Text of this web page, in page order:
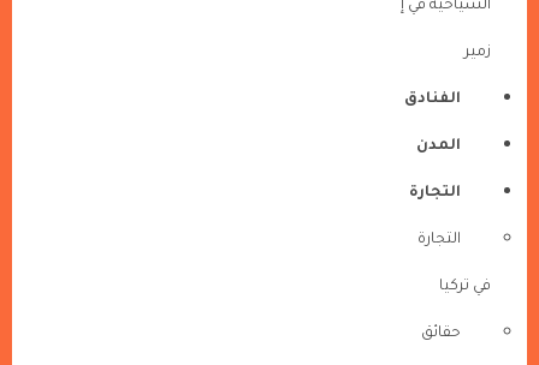
السياحية في إ
زمير
الفنادق
المدن
التجارة
التجارة
في تركيا
حقائق